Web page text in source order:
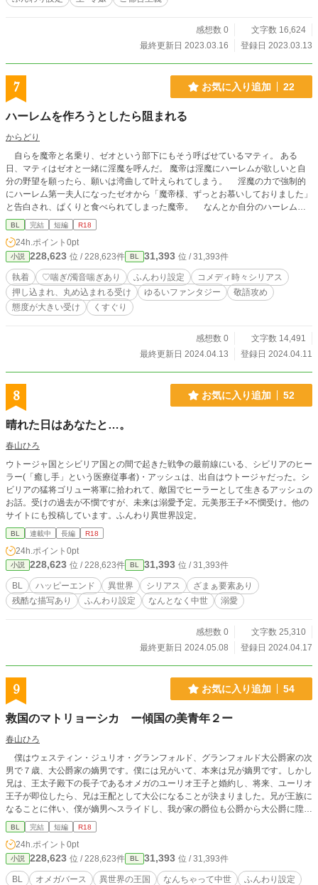
感想数 0
文字数 16,624
最終更新日 2023.03.16
登録日 2023.03.13
7 お気に入り追加 22
ハーレムを作ろうとしたら阻まれる
からどり
自らを魔帝と名乗り、ゼオという部下にもそう呼ばせているマティ。 ある
日、マティはゼオと一緒に淫魔を呼んだ。 魔帝は淫魔にハーレムが欲しいと自
分の野望を願ったら、願いは湾曲して叶えられてしまう。 淫魔の力で強制的
にハーレム第一夫人になったゼオから「魔帝様、ずっとお慕いしておりました」
と告白され、ぱくりと食べられてしまった魔帝。 なんとか自分のハーレムを
作ろうとする魔帝と魔帝様への愛が深くて重いゼオの日常。 全五話です。
BL 完結 短編 R18
24h.ポイント 0pt
小説 228,623 位 / 228,623件 BL 31,393 位 / 31,393件
執着 ♡喘ぎ/濁音喘ぎあり ふんわり設定
コメディ時々シリアス
押し込まれ、丸め込まれる受け
ゆるいファンタジー
敬語攻め
態度が大きい受け
くすぐり
感想数 0
文字数 14,491
最終更新日 2024.04.13
登録日 2024.04.11
8 お気に入り追加 52
晴れた日はあなたと…。
春山ひろ
ウトージャ国とシビリア国との間で起きた戦争の最前線にいる、シビリアのヒー
ラー(「癒し手」という医療従事者)・アッシュは、出自はウトージャだった。シ
ビリアの猛将ゴリュー将軍に拾われて、敵国でヒーラーとして生きるアッシュの
お話。受けの過去が不憫ですが、未来は溺愛予定。元美形王子×不憫受け。他の
サイトにも投稿しています。ふんわり異世界設定。
BL 連載中 長編 R18
24h.ポイント 0pt
小説 228,623 位 / 228,623件 BL 31,393 位 / 31,393件
BL ハッピーエンド 異世界 シリアス
ざまぁ要素あり
残酷な描写あり
ふんわり設定 なんとなく中世 溺愛
感想数 0
文字数 25,310
最終更新日 2024.05.08
登録日 2024.04.17
9 お気に入り追加 54
救国のマトリョーシカ ー傾国の美青年２ー
春山ひろ
僕はウェスティン・ジュリオ・グランフォルド、グランフォルド大公爵家の次
男で７歳、大公爵家の嫡男です。僕には兄がいて、本来は兄が嫡男です。しかし
兄は、王太子殿下の長子であるオメガのユーリオ王子と婚約し、将来、ユーリオ
王子が即位したら、兄は王配として大公になることが決まりました。兄が王族に
なることに伴い、僕が嫡男へスライドし、我が家の爵位も公爵から大公爵に陞爵
しました。 前作「傾国の美青年」の続きになります。ガヴィの弟・ウェステ
ィンが主人公。兄同様、両親を守ろうと健気に頑張ります。今回はヘタレ父がち
ょっとかっこいいかもしれない？本文内にオメガバースの説明はありません。他
サイトでも公開しています。
BL 完結 短編 R18
24h.ポイント 0pt
小説 228,623 位 / 228,623件 BL 31,393 位 / 31,393件
BL オメガバース 異世界の王国 なんちゃって中世
ふんわり設定